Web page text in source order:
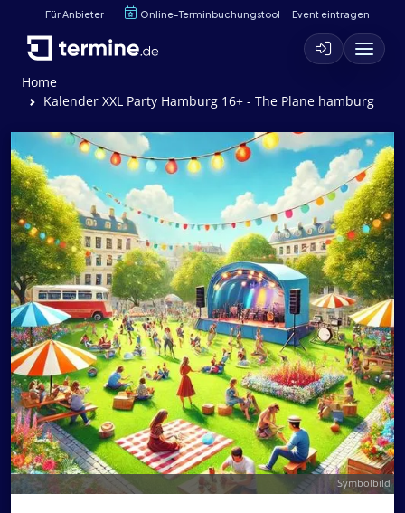
Für Anbieter Online-Terminbuchungstool Event eintragen
Home
Kalender XXL Party Hamburg 16+ - The Plane hamburg
Symbolbild